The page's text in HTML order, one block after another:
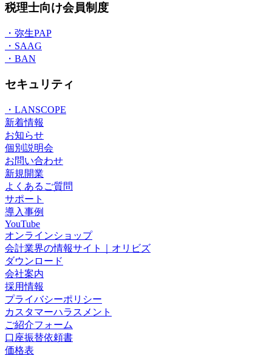
税理士向け会員制度
・弥生PAP
・SAAG
・BAN
セキュリティ
・LANSCOPE
新着情報
お知らせ
個別説明会
お問い合わせ
新規開業
よくあるご質問
サポート
導入事例
YouTube
オンラインショップ
会計業界の情報サイト｜オリビズ
ダウンロード
会社案内
採用情報
プライバシーポリシー
カスタマーハラスメント
ご紹介フォーム
口座振替依頼書
価格表